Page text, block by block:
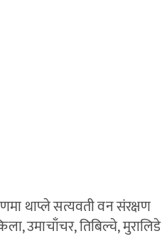
थाप्ले सत्यवती वन संरक्षण
उमाचाँचर, तिबिल्चे, मुरालिडे